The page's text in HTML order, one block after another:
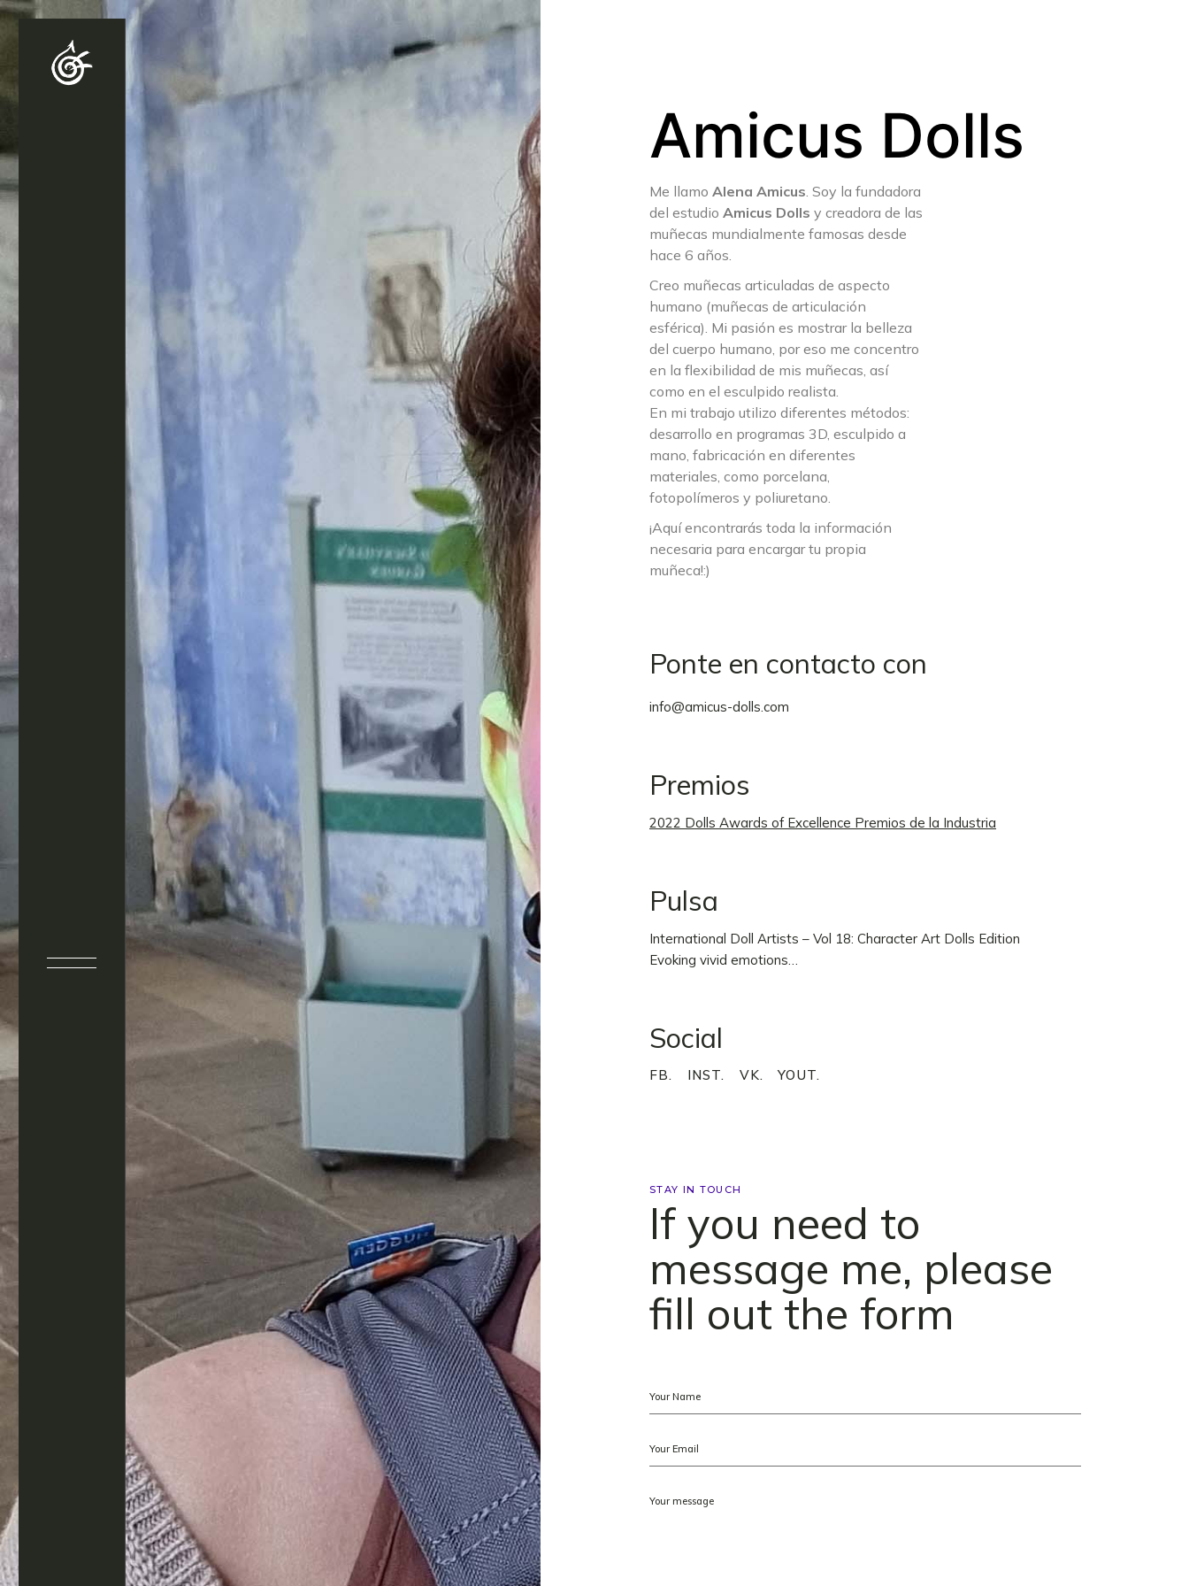
Amicus Dolls
Me llamo Alena Amicus. Soy la fundadora
del estudio Amicus Dolls y creadora de las
muñecas mundialmente famosas desde
hace 6 años.
Creo muñecas articuladas de aspecto
humano (muñecas de articulación
esférica). Mi pasión es mostrar la belleza
del cuerpo humano, por eso me concentro
en la flexibilidad de mis muñecas, así
como en el esculpido realista.
En mi trabajo utilizo diferentes métodos:
desarrollo en programas 3D, esculpido a
mano, fabricación en diferentes
materiales, como porcelana,
fotopolímeros y poliuretano.
¡Aquí encontrarás toda la información
necesaria para encargar tu propia
muñeca!:)
Ponte en contacto con
info@amicus-dolls.com
Premios
2022 Dolls Awards of Excellence Premios de la Industria
Pulsa
International Doll Artists – Vol 18: Character Art Dolls Edition
Evoking vivid emotions…
Social
FB. INST. VK. YOUT.
STAY IN TOUCH
If you need to
message me, please
fill out the form